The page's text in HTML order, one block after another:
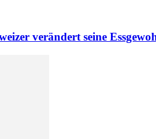
verändert seine